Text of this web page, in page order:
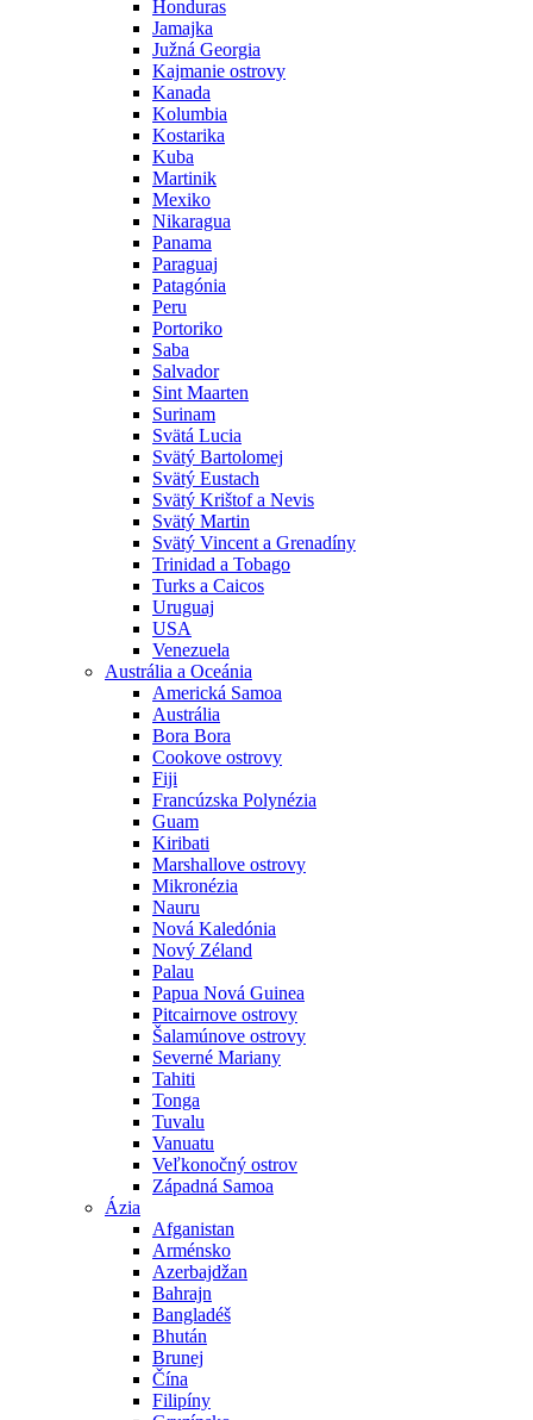
Honduras
Jamajka
Južná Georgia
Kajmanie ostrovy
Kanada
Kolumbia
Kostarika
Kuba
Martinik
Mexiko
Nikaragua
Panama
Paraguaj
Patagónia
Peru
Portoriko
Saba
Salvador
Sint Maarten
Surinam
Svätá Lucia
Svätý Bartolomej
Svätý Eustach
Svätý Krištof a Nevis
Svätý Martin
Svätý Vincent a Grenadíny
Trinidad a Tobago
Turks a Caicos
Uruguaj
USA
Venezuela
Austrália a Oceánia
Americká Samoa
Austrália
Bora Bora
Cookove ostrovy
Fiji
Francúzska Polynézia
Guam
Kiribati
Marshallove ostrovy
Mikronézia
Nauru
Nová Kaledónia
Nový Zéland
Palau
Papua Nová Guinea
Pitcairnove ostrovy
Šalamúnove ostrovy
Severné Mariany
Tahiti
Tonga
Tuvalu
Vanuatu
Veľkonočný ostrov
Západná Samoa
Ázia
Afganistan
Arménsko
Azerbajdžan
Bahrajn
Bangladéš
Bhután
Brunej
Čína
Filipíny